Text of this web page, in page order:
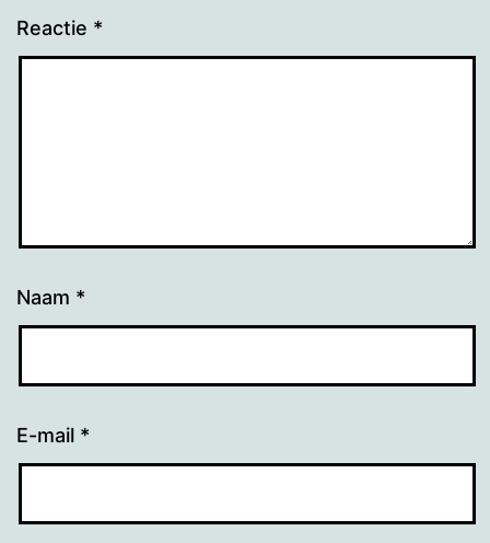
Reactie *
Naam *
E-mail *